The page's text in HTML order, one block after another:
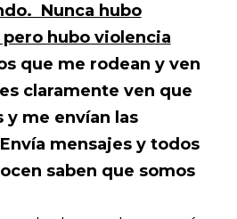
Nunca hubo
hubo violencia
que me rodean y ven
claramente ven que
y me envían las
mensajes y todos
saben que somos